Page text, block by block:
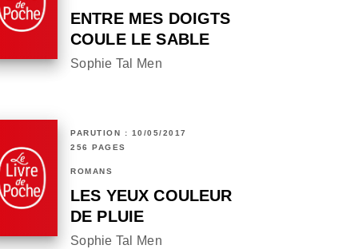
ENTRE MES DOIGTS
COULE LE SABLE
Sophie Tal Men
PARUTION : 10/05/2017
256 PAGES
ROMANS
LES YEUX COULEUR
DE PLUIE
Sophie Tal Men